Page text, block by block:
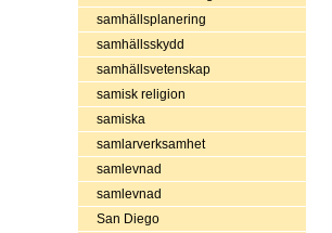
samhällsplanering
samhällsskydd
samhällsvetenskap
samisk religion
samiska
samlarverksamhet
samlevnad
samlevnad
San Diego